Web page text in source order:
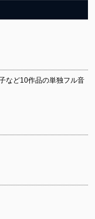
など10作品の単独フル音